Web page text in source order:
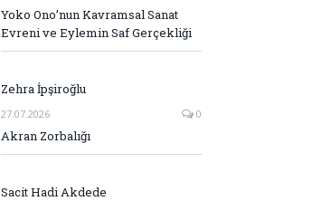
Yoko Ono’nun Kavramsal Sanat
Evreni ve Eylemin Saf Gerçekliği
Zehra İpşiroğlu
27.07.2026 0
Akran Zorbalığı
Sacit Hadi Akdede